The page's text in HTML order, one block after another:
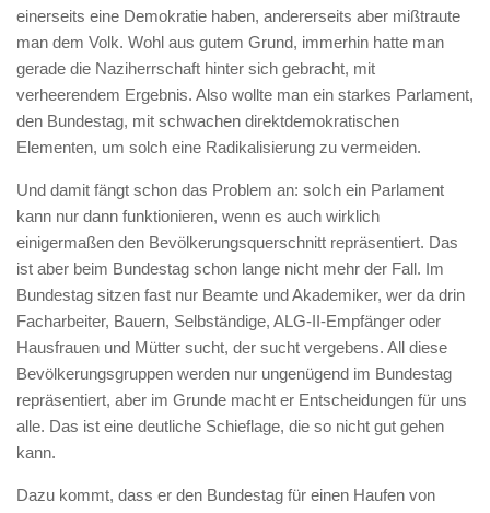
einerseits eine Demokratie haben, andererseits aber mißtraute
man dem Volk. Wohl aus gutem Grund, immerhin hatte man
gerade die Naziherrschaft hinter sich gebracht, mit
verheerendem Ergebnis. Also wollte man ein starkes Parlament,
den Bundestag, mit schwachen direktdemokratischen
Elementen, um solch eine Radikalisierung zu vermeiden.
Und damit fängt schon das Problem an: solch ein Parlament
kann nur dann funktionieren, wenn es auch wirklich
einigermaßen den Bevölkerungsquerschnitt repräsentiert. Das
ist aber beim Bundestag schon lange nicht mehr der Fall. Im
Bundestag sitzen fast nur Beamte und Akademiker, wer da drin
Facharbeiter, Bauern, Selbständige, ALG-II-Empfänger oder
Hausfrauen und Mütter sucht, der sucht vergebens. All diese
Bevölkerungsgruppen werden nur ungenügend im Bundestag
repräsentiert, aber im Grunde macht er Entscheidungen für uns
alle. Das ist eine deutliche Schieflage, die so nicht gut gehen
kann.
Dazu kommt, dass er den Bundestag für einen Haufen von